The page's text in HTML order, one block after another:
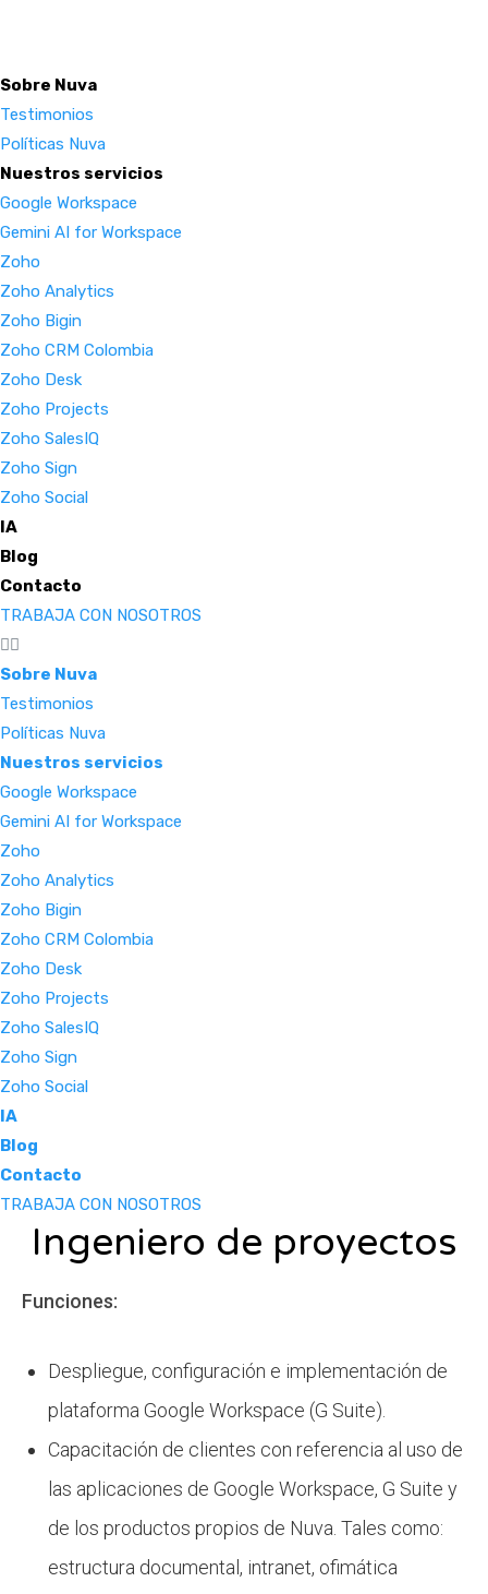
Sobre Nuva
Testimonios
Políticas Nuva
Nuestros servicios
Google Workspace
Gemini AI for Workspace
Zoho
Zoho Analytics
Zoho Bigin
Zoho CRM Colombia
Zoho Desk
Zoho Projects
Zoho SalesIQ
Zoho Sign
Zoho Social
IA
Blog
Contacto
TRABAJA CON NOSOTROS
Sobre Nuva
Testimonios
Políticas Nuva
Nuestros servicios
Google Workspace
Gemini AI for Workspace
Zoho
Zoho Analytics
Zoho Bigin
Zoho CRM Colombia
Zoho Desk
Zoho Projects
Zoho SalesIQ
Zoho Sign
Zoho Social
IA
Blog
Contacto
TRABAJA CON NOSOTROS
Ingeniero de proyectos
Funciones:
Despliegue, configuración e implementación de
plataforma Google Workspace (G Suite).
Capacitación de clientes con referencia al uso de
las aplicaciones de Google Workspace, G Suite y
de los productos propios de Nuva. Tales como:
estructura documental, intranet, ofimática